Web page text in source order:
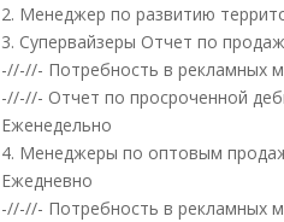
2. Менеджер по развитию
3. Супервайзеры Отчет по
-//-//- Потребность в рекламных
-//-//- Отчет по просроченной
Еженедельно
4. Менеджеры по оптовым
Ежедневно
-//-//- Потребность в рекламных